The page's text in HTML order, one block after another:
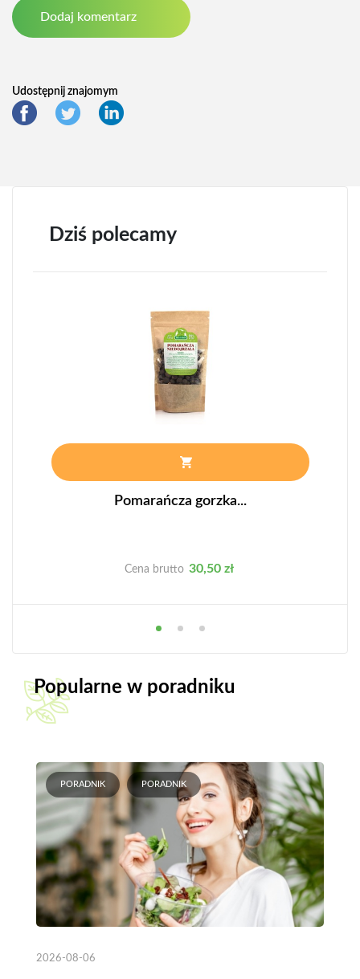
Dziś polecamy
Pomarańcza gorzka...
Cena brutto Cena
30,50 zł
Popularne w poradniku
PORADNIK PORADNIK
2026-08-06
Udostępnij znajomym